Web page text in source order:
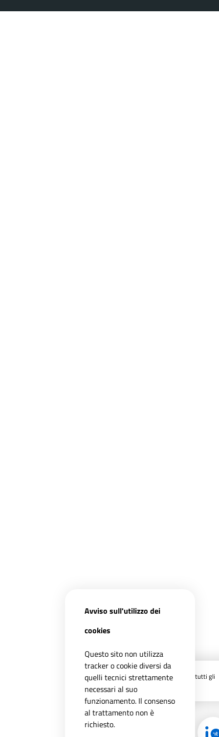
Registrati ai serviziAPP IOe ricevi tutti gli
aggiornamenti dall'Ente
Avviso sull'utilizzo dei
cookies
Questo sito non utilizza
tracker o cookie diversi da
quelli tecnici strettamente
necessari al suo
funzionamento. Il consenso
al trattamento non è
richiesto.